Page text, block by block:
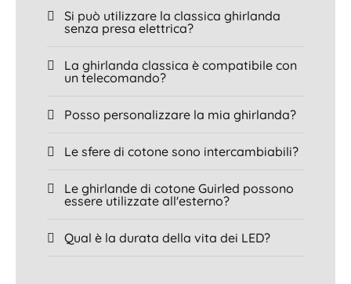
Si può utilizzare la classica ghirlanda
senza presa elettrica?
La ghirlanda classica è compatibile con
un telecomando?
Posso personalizzare la mia ghirlanda?
Le sfere di cotone sono intercambiabili?
Le ghirlande di cotone Guirled possono
essere utilizzate all'esterno?
Qual è la durata della vita dei LED?